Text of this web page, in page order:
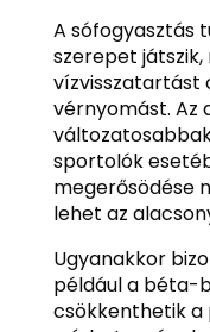
A sófogyasztás
szerepet
vízvisszatartást
vérnyomást. Az
sportolók
megerősödése
lehet az
Ugyanakkor
például a béta-
csökkenthetik a